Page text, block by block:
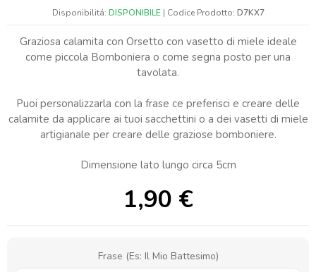
Disponibilitá: DISPONIBILE| Codice Prodotto: D7KX7
Graziosa calamita con Orsetto con vasetto di miele ideale
come piccola Bomboniera o come segna posto per una
tavolata.
Puoi personalizzarla con la frase ce preferisci e creare delle
calamite da applicare ai tuoi sacchettini o a dei vasetti di miele
artigianale per creare delle graziose bomboniere.
Dimensione lato lungo circa 5cm
1,90 €
Frase (Es: Il Mio Battesimo)